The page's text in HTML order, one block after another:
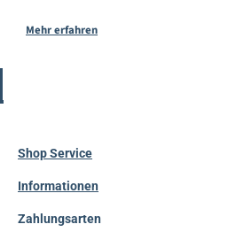
Mehr erfahren
Shop Service
Informationen
Zahlungsarten